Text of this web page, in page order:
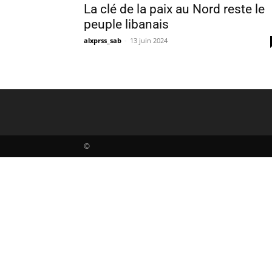
La clé de la paix au Nord reste le
peuple libanais
alxprss_sab - 13 juin 2024
©